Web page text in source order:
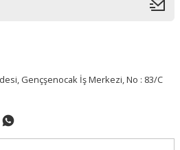
Gençşenocak İş Merkezi, No : 83/C